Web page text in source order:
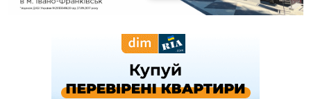
11:45
У Надвірній п'яна жінка побила малолітнього хлопчика: суд
У басейні Дністра встановилася гідрологічна посуха - рівні
води наблизилися до найнижчих показників
У Бурштині поблизу АЗС сталася масова бійка, поліція
з'ясовує обставини